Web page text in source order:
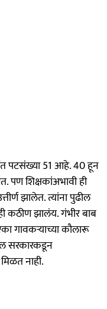
पटसंख्या 51 आहे. 40 हून
पण शिक्षकांअभावी ही
झालेत. त्यांना पुढील
कठीण झालंय. गंभीर बाब
गावकऱ्याच्या कौलारू
सरकारकडून
नाही.